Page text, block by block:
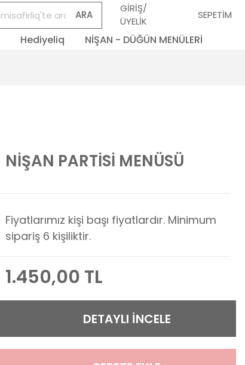
ARA
GİRİŞ/
ÜYELİK
SEPETİM
Hediyeliq
NİŞAN - DÜĞÜN MENÜLERİ
NİŞAN PARTİSİ MENÜSÜ
Fiyatlarımız kişi başı fiyatlardır. Minimum
sipariş 6 kişiliktir.
1.450,00 TL
DETAYLI İNCELE